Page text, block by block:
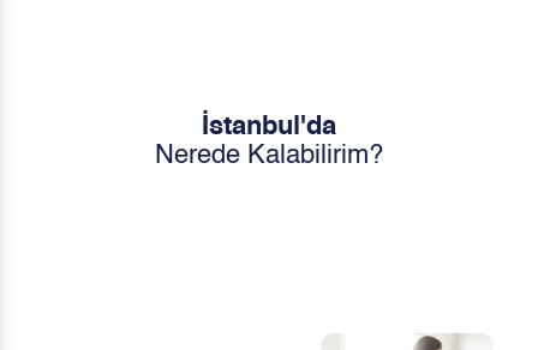
İstanbul'da
Nerede Kalabilirim?